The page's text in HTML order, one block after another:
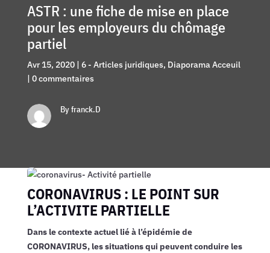
ASTR : une fiche de mise en place
pour les employeurs du chômage
partiel
Avr 15, 2020| 6 - Articles juridiques, Diaporama Acceuil
| 0 commentaires
By franck.D
CORONAVIRUS : LE POINT SUR
L’ACTIVITE PARTIELLE
Dans le contexte actuel lié à l’épidémie de
CORONAVIRUS, les situations qui peuvent conduire les